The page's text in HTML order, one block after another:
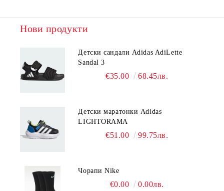
Нови продукти
Детски сандали Adidas AdiLette
Sandal 3
€35.00 68.45лв.
Детски маратонки Adidas
LIGHTORAMA
€51.00 99.75лв.
Чорапи Nike
€0.00 0.00лв.